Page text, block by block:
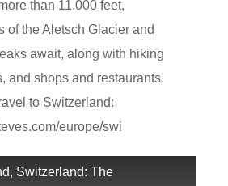
than 11,000 feet,
of the Aletsch Glacier and
await, along with hiking
and shops and restaurants.
to Switzerland:
europe/swi
Switzerland: The